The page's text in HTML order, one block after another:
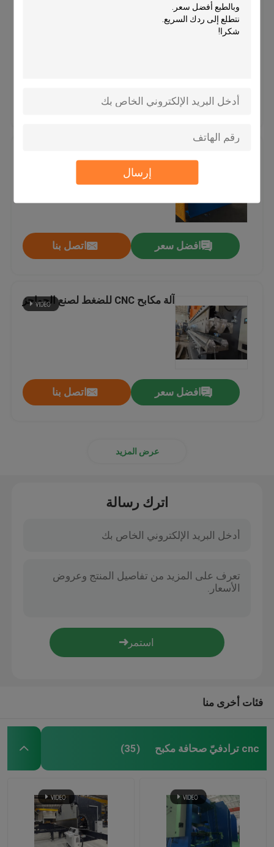
إرسال
آلة لحام الروبوتية
نموذج الفرامل الهيدروليكية للضغط
افضل سعر
1500mm
افضل سعر اتصل بنا
آلة مكابح CNC للضغط لصنع الحواجز
افضل سعر اتصل بنا
عرض المزيد
اترك رسالة
فئات أخرى منا
cnc ترادفيّ صحافة مكبح (35)